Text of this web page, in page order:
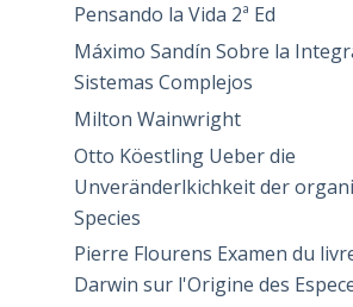
Pensando la Vida 2ª Ed
Máximo Sandín Sobre la
Sistemas Complejos
Milton Wainwright
Otto Köestling Ueber die
Unveränderlkichkeit der
Species
Pierre Flourens Examen du
Darwin sur l'Origine des